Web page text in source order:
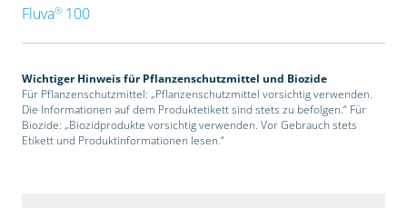
Fluva®100
Wichtiger Hinweis für Pflanzenschutzmittel und Biozide
Für Pflanzenschutzmittel: „Pflanzenschutzmittel vorsichtig verwenden.
Die Informationen auf dem Produktetikett sind stets zu befolgen.“ Für
Biozide: „Biozidprodukte vorsichtig verwenden. Vor Gebrauch stets
Etikett und Produktinformationen lesen.“